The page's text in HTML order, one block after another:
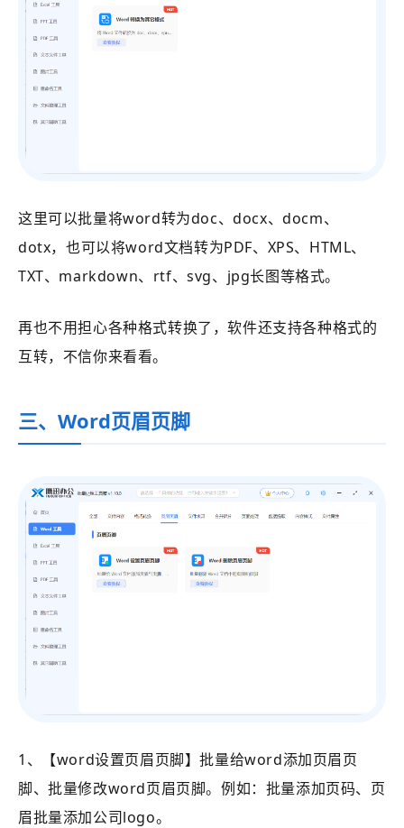
这里可以批量将word转为doc、docx、docm、
dotx，也可以将word文档转为PDF、XPS、HTML、
TXT、markdown、rtf、svg、jpg长图等格式。
再也不用担心各种格式转换了，软件还支持各种格式的
互转，不信你来看看。
三、Word页眉页脚
1、【word设置页眉页脚】批量给word添加页眉页
脚、批量修改word页眉页脚。例如：批量添加页码、页
眉批量添加公司logo。